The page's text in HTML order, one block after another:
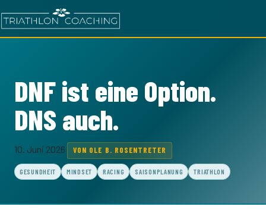
DNF ist eine Option.
DNS auch.
10. Juni 2026 VON OLE B. ROSENTRETER
GESUNDHEIT MINDSET RACING SAISONPLANUNG TRIATHLON